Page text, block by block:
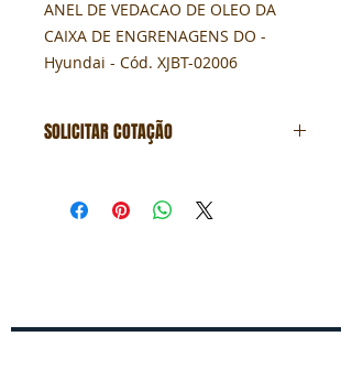
ANEL DE VEDACAO DE OLEO DA
CAIXA DE ENGRENAGENS DO -
Hyundai - Cód. XJBT-02006
SOLICITAR COTAÇÃO